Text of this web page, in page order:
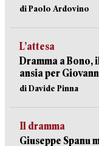
di Paolo Ardovino
L’attesa
Dramma a Bono,
ansia per
di Davide Pinna
Il dramma
Giuseppe Spanu